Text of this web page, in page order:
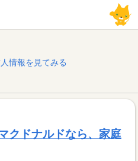
情報を見てみる
クドナルドなら、家庭